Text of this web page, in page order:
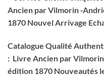
Ancien par Vilmorin -
1870 Nouvel Arrivage
Catalogue Qualité
: Livre Ancien par
édition 1870 Nouveautés